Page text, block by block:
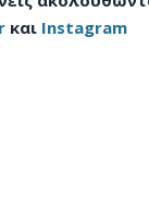
και Instagram